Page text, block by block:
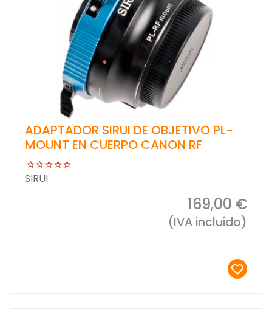
ADAPTADOR SIRUI DE OBJETIVO PL-
MOUNT EN CUERPO CANON RF
SIRUI
169,00 €
(IVA incluido)